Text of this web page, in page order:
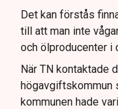
Det kan förstås
till att man inte
och ölproducenter i
När TN kontaktade
högavgiftskommun
kommunen hade